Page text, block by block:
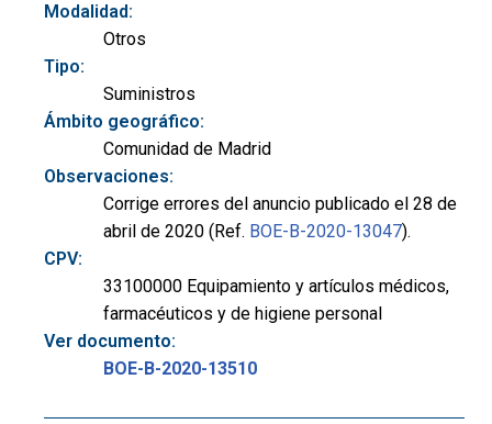
Modalidad:
Otros
Tipo:
Suministros
Ámbito geográfico:
Comunidad de Madrid
Observaciones:
Corrige errores del anuncio publicado el 28 de
abril de 2020 (Ref. BOE-B-2020-13047).
CPV:
33100000 Equipamiento y artículos médicos,
farmacéuticos y de higiene personal
Ver documento:
BOE-B-2020-13510